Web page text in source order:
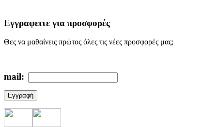
Εγγραφειτε για προσφορές
Θες να μαθαίνεις πρώτος όλες τις νέες προσφορές μας;
mail:
Εγγραφή